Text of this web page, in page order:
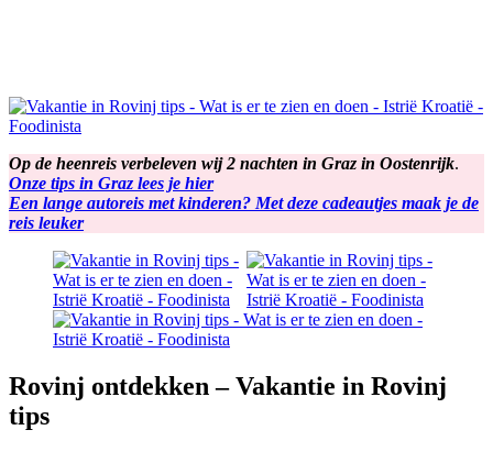
Op de heenreis verbeleven wij 2 nachten in Graz in Oostenrijk.
Onze tips in Graz lees je hier
Een lange autoreis met kinderen? Met deze cadeautjes maak je de
reis leuker
Rovinj ontdekken – Vakantie in Rovinj
tips